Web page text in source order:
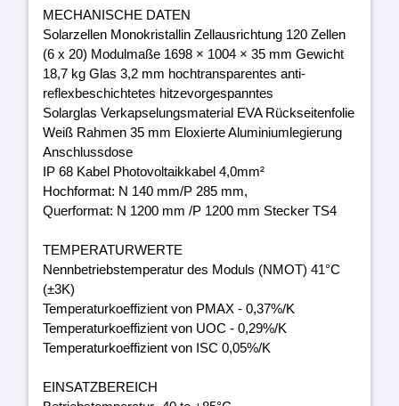
MECHANISCHE DATEN
Solarzellen Monokristallin Zellausrichtung 120 Zellen
(6 x 20) Modulmaße 1698 × 1004 × 35 mm Gewicht
18,7 kg Glas 3,2 mm hochtransparentes anti-
reflexbeschichtetes hitzevorgespanntes
Solarglas Verkapselungsmaterial EVA Rückseitenfolie
Weiß Rahmen 35 mm Eloxierte Aluminiumlegierung
Anschlussdose
IP 68 Kabel Photovoltaikkabel 4,0mm²
Hochformat: N 140 mm/P 285 mm,
Querformat: N 1200 mm /P 1200 mm Stecker TS4
TEMPERATURWERTE
Nennbetriebstemperatur des Moduls (NMOT) 41°C
(±3K)
Temperaturkoeffizient von PMAX - 0,37%/K
Temperaturkoeffizient von UOC - 0,29%/K
Temperaturkoeffizient von ISC 0,05%/K
EINSATZBEREICH